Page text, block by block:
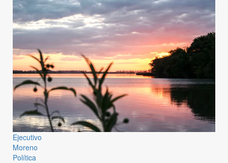
Ejecutivo
Moreno
Política